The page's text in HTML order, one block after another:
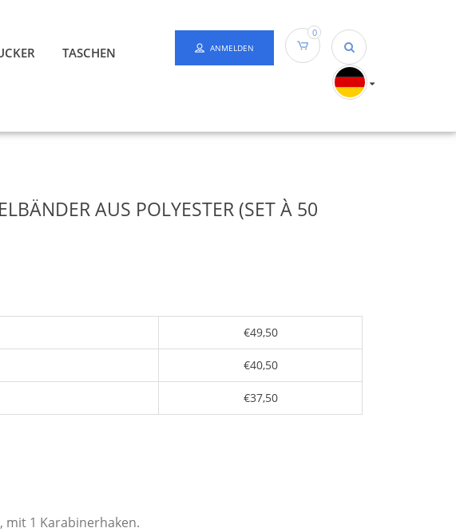
TASCHEN
ANMELDEN
0
AUS POLYESTER (SET À 50
€49,50
€40,50
€37,50
mit 1 Karabinerhaken.